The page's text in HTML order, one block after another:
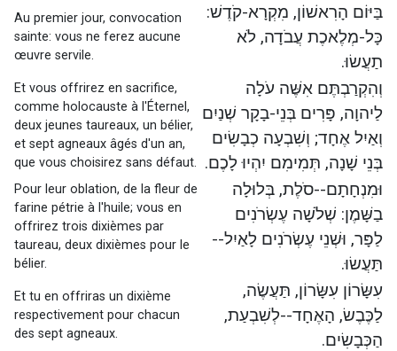
Au premier jour, convocation
sainte: vous ne ferez aucune
œuvre servile.
בַּיּוֹם הָרִאשׁוֹן, מִקְרָא-קֹדֶשׁ:
כָּל-מְלֶאכֶת עֲבֹדָה, לֹא
תַעֲשׂוּ.
Et vous offrirez en sacrifice,
comme holocauste à l'Éternel,
deux jeunes taureaux, un bélier,
et sept agneaux âgés d'un an,
que vous choisirez sans défaut.
וְהִקְרַבְתֶּם אִשֶּׁה עֹלָה
לַיהוָה, פָּרִים בְּנֵי-בָקָר שְׁנַיִם
וְאַיִל אֶחָד; וְשִׁבְעָה כְבָשִׂים
בְּנֵי שָׁנָה, תְּמִימִם יִהְיוּ לָכֶם.
Pour leur oblation, de la fleur de
farine pétrie à l'huile; vous en
offrirez trois dixièmes par
taureau, deux dixièmes pour le
bélier.
וּמִנְחָתָם--סֹלֶת, בְּלוּלָה
בַשָּׁמֶן: שְׁלֹשָׁה עֶשְׂרֹנִים
לַפָּר, וּשְׁנֵי עֶשְׂרֹנִים לָאַיִל--
תַּעֲשׂוּ.
Et tu en offriras un dixième
respectivement pour chacun
des sept agneaux.
עִשָּׂרוֹן עִשָּׂרוֹן, תַּעֲשֶׂה,
לַכֶּבֶשׂ, הָאֶחָד--לְשִׁבְעַת,
הַכְּבָשִׂים.